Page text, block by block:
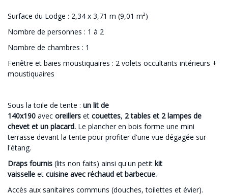
Surface du Lodge : 2,34 x 3,71 m (9,01 m²)
Nombre de personnes : 1 à 2
Nombre de chambres : 1
Fenêtre et baies moustiquaires : 2 volets occultants intérieurs +
moustiquaires
Sous la toile de tente : un lit de
140x190 avec oreillers et couettes, 2 tables et 2 lampes de
chevet et un placard. Le plancher en bois forme une mini
terrasse devant la tente pour profiter d'une vue dégagée sur
l'étang.
Draps fournis (lits non faits) ainsi qu'un petit kit
vaisselle et cuisine avec réchaud et barbecue.
Accès aux sanitaires communs (douches, toilettes et évier).